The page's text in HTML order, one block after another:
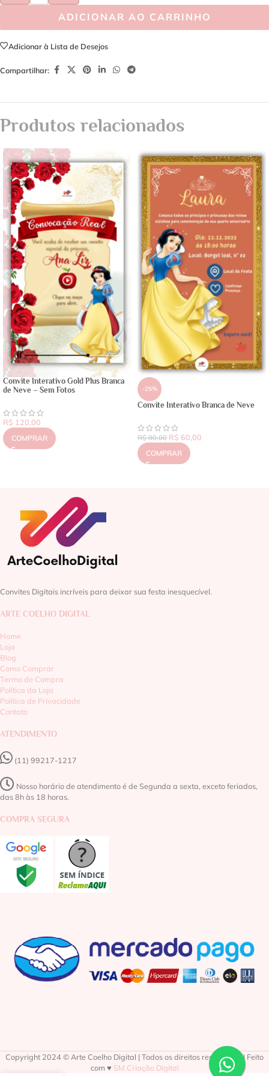
ADICIONAR AO CARRINHO
Adicionar à Lista de Desejos
Compartilhar:
Produtos relacionados
Convite Interativo Gold Plus Branca
de Neve – Sem Fotos
R$ 120,00
COMPRAR
-25%
Convite Interativo Branca de Neve
R$80,00 R$ 60,00
COMPRAR
Convites Digitais incríveis para deixar sua festa inesquecível.
ARTE COELHO DIGITAL
Home
Loja
Blog
Como Comprar
Termo de Compra
Política da Loja
Política de Privacidade
Contato
ATENDIMENTO
(11) 99217-1217‬
Nosso horário de atendimento é de Segunda a sexta, exceto feriados,
das 8h às 18 horas.
COMPRA SEGURA
Copyright 2024 © Arte Coelho Digital | Todos os direitos reservados | Feito
com ♥ SM Criação Digital